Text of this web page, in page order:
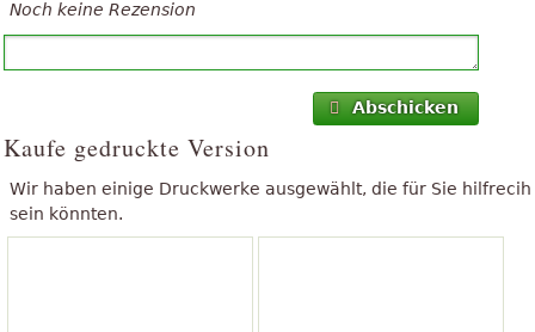
Noch keine Rezension
Abschicken
Kaufe gedruckte Version
Wir haben einige Druckwerke ausgewählt, die für Sie hilfrecih
sein könnten.